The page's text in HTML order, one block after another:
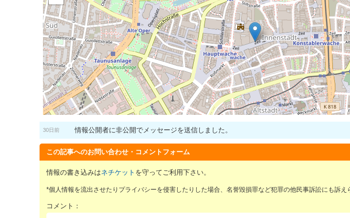
30日前 情報公開者に非公開でメッセージを送信しました。
この記事へのお問い合わせ・コメントフォーム
情報の書き込みはネチケット を守ってご利用下さい。
*個人情報を流出させたりプライバシーを侵害したりした場合、名誉毀損罪など犯罪の他民事訴訟にも訴え
コメント：